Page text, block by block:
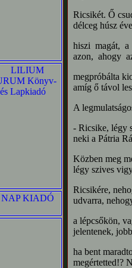
Ricsikét. Ő
délceg húsz
hiszi magát, a
azon, ahogy
megpróbálta
amíg ő távol
A
- Ricsike, légy
neki a Pátria
Közben meg
légy szives
Ricsikére,
udvarra,
a lépcsőkön,
jelentenek, jobb
ha bent
megértetted!?